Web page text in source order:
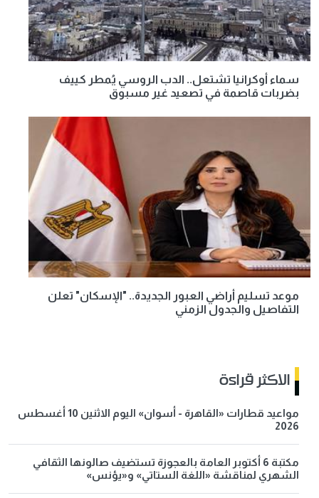
سماء أوكرانيا تشتعل.. الدب الروسي يُمطر كييف
بضربات قاصمة في تصعيد غير مسبوق
موعد تسليم أراضي العبور الجديدة.. "الإسكان" تعلن
التفاصيل والجدول الزمني
الاكثر قراءة
مواعيد قطارات «القاهرة - أسوان» اليوم الاثنين 10 أغسطس
2026
مكتبة 6 أكتوبر العامة بالعجوزة تستضيف صالونها الثقافي
الشهري لمناقشة «اللغة الستاتي» و«يؤنس»